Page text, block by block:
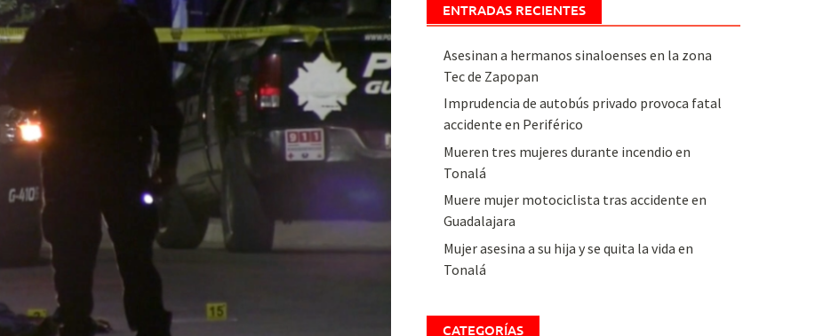
ENTRADAS RECIENTES
Asesinan a hermanos sinaloenses en la zona
Tec de Zapopan
Imprudencia de autobús privado provoca fatal
accidente en Periférico
Mueren tres mujeres durante incendio en
Tonalá
Muere mujer motociclista tras accidente en
Guadalajara
Mujer asesina a su hija y se quita la vida en
Tonalá
CATEGORÍAS